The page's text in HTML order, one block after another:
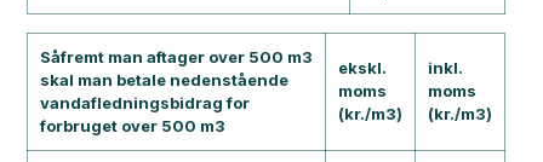
Såfremt man aftager over 500 m3
skal man betale nedenstående
vandafledningsbidrag for
forbruget over 500 m3
ekskl.
moms
(kr./m3)
inkl.
moms
(kr./m3)